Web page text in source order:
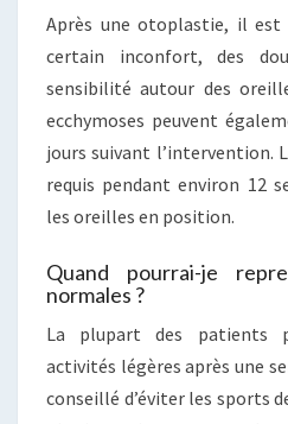
Après une otoplastie, il
certain inconfort, des
sensibilité autour des
ecchymoses peuvent
jours suivant l’intervention.
requis pendant environ 12
les oreilles en position.
Quand pourrai-je
normales ?
La plupart des patients
activités légères après une
conseillé d’éviter les sports